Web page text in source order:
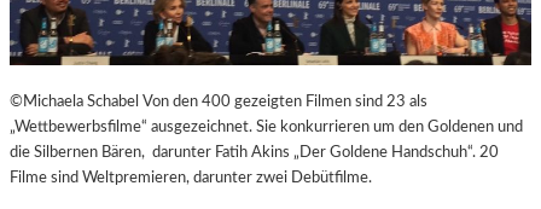
©Michaela Schabel Von den 400 gezeigten Filmen sind 23 als
„Wettbewerbsfilme“ ausgezeichnet. Sie konkurrieren um den Goldenen und
die Silbernen Bären, darunter Fatih Akins „Der Goldene Handschuh“. 20
Filme sind Weltpremieren, darunter zwei Debütfilme.